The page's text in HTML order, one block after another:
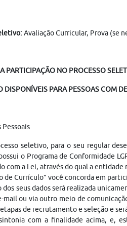
Avaliação Curricular, Prova (se
PARTICIPAÇÃO NO PROCESSO
DISPONÍVEIS PARA PESSOAS COM
Pessoais
seletivo, para o seu regular
o Programa de Conformidade
com a Lei, através do qual a
de Currículo” você concorda em
dos seus dados será realizada
ou via outro meio de
de recrutamento e seleção e
com a finalidade acima, e,